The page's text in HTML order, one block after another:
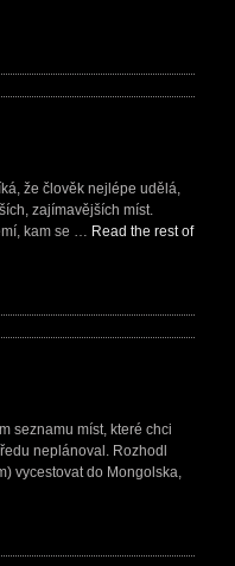
že člověk nejlépe udělá,
zajímavějších míst.
kam se … Read the rest of
seznamu míst, které chci
neplánoval. Rozhodl
vycestovat do Mongolska,